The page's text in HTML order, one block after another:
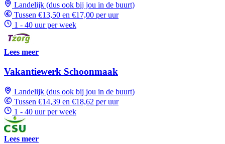
Landelijk (dus ook bij jou in de buurt)
Tussen €13,50 en €17,00 per uur
1 - 40 uur per week
Lees meer
Vakantiewerk Schoonmaak
Landelijk (dus ook bij jou in de buurt)
Tussen €14,39 en €18,62 per uur
1 - 40 uur per week
Lees meer